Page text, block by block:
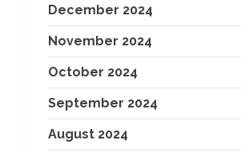
December 2024
November 2024
October 2024
September 2024
August 2024